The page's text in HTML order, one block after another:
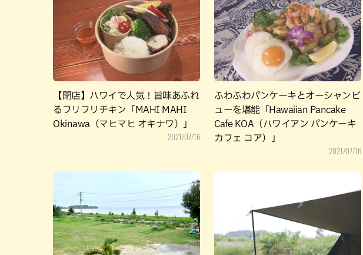
【閉店】ハワイで人気！旨味あふれ
るフリフリチキン「MAHI MAHI
Okinawa（マヒマヒ オキナワ）」
2021/07/16
ふわふわパンケーキとオーシャンビ
ューを堪能「Hawaiian Pancake
Cafe KOA（ハワイアン パンケーキ
カフェ コア）」
2021/07/16